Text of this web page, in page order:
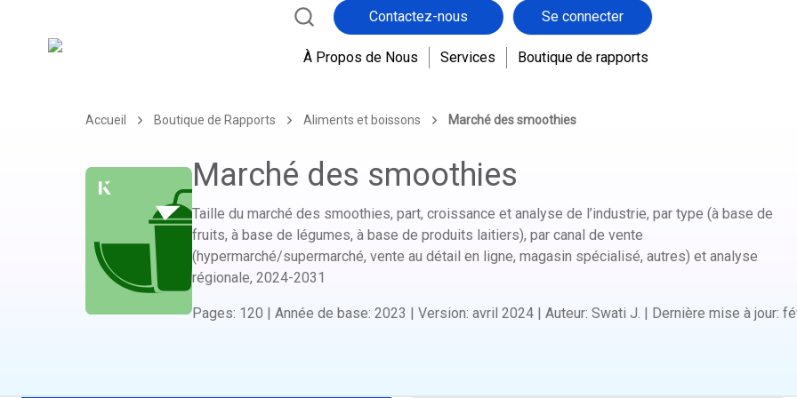
Contactez-nous Se connecter
À Propos de Nous Services Boutique de rapports
Accueil Boutique de Rapports Aliments et boissons Marché des smoothies
Marché des smoothies
Taille du marché des smoothies, part, croissance et analyse de l’industrie, par type (à base de
fruits, à base de légumes, à base de produits laitiers), par canal de vente
(hypermarché/supermarché, vente au détail en ligne, magasin spécialisé, autres) et analyse
régionale, 2024-2031
Pages: 120 | Année de base: 2023 | Version: avril 2024 | Auteur: Swati J. | Dernière mise à jour: